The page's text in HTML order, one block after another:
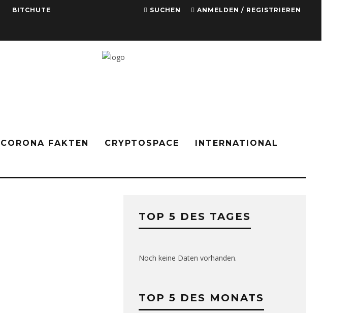
BITCHUTE SUCHEN ANMELDEN / REGISTRIEREN
CORONA FAKTEN CRYPTOSPACE INTERNATIONAL
TOP 5 DES TAGES
Noch keine Daten vorhanden.
TOP 5 DES MONATS